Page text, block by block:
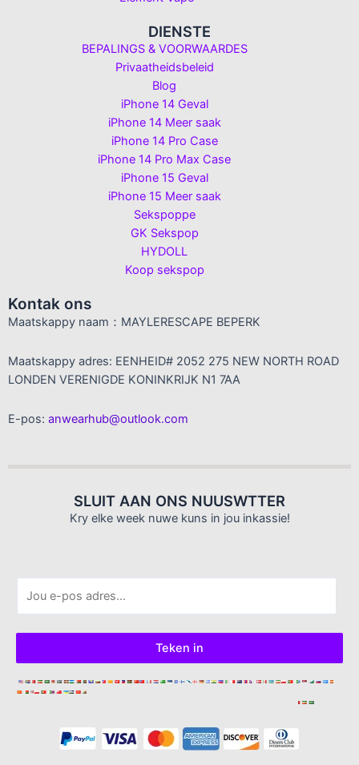
DIENSTE
BEPALINGS & VOORWAARDES
Privaatheidsbeleid
Blog
iPhone 14 Geval
iPhone 14 Meer saak
iPhone 14 Pro Case
iPhone 14 Pro Max Case
iPhone 15 Geval
iPhone 15 Meer saak
Sekspoppe
GK Sekspop
HYDOLL
Koop sekspop
Kontak ons
Maatskappy naam：MAYLERESCAPE BEPERK
Maatskappy adres: EENHEID# 2052 275 NEW NORTH ROAD
LONDEN VERENIGDE KONINKRIJK N1 7AA
E-pos: anwearhub@outlook.com
SLUIT AAN ONS NUUSWTTER
Kry elke week nuwe kuns in jou inkassie!
s
*
Teken in